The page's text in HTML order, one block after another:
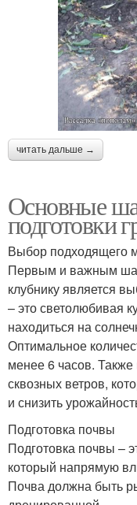
читать дальше →
Основные
подготовки
Выбор подходящего
Первым и важным
клубнику является
– это светолюбивая
находиться на
Оптимальное
менее 6 часов. Также
сквозных ветров,
и снизить
Подготовка почвы
Подготовка почвы –
который напрямую
Почва должна быть